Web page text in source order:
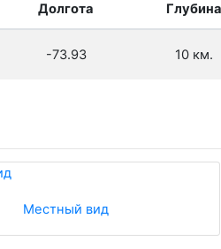
Долгота Глубина
-73.93 10 км.
Местный вид